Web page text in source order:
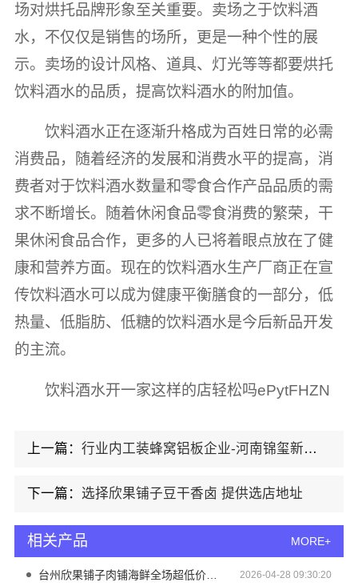
场对烘托品牌形象至关重要。卖场之于饮料酒
水，不仅仅是销售的场所，更是一种个性的展
示。卖场的设计风格、道具、灯光等等都要烘托
饮料酒水的品质，提高饮料酒水的附加值。
饮料酒水正在逐渐升格成为百姓日常的必需
消费品，随着经济的发展和消费水平的提高，消
费者对于饮料酒水数量和零食合作产品品质的需
求不断增长。随着休闲食品零食消费的繁荣，干
果休闲食品合作，更多的人已将着眼点放在了健
康和营养方面。现在的饮料酒水生产厂商正在宣
传饮料酒水可以成为健康平衡膳食的一部分，低
热量、低脂肪、低糖的饮料酒水是今后新品开发
的主流。
饮料酒水开一家这样的店轻松吗ePytFHZN
上一篇：行业内工装蜂窝铝板企业-河南锦玺新材料有限责任公司
下一篇： 选择欣果铺子豆干香卤 提供选店地址
相关产品 MORE+
台州欣果铺子肉铺海鲜全场超低价等你来 2026-04-28 09:30:20